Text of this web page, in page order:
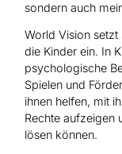
sondern auch
World Vision
die Kinder ein. In
psychologische
Spielen und
ihnen helfen, mit
Rechte aufzeigen
lösen können.